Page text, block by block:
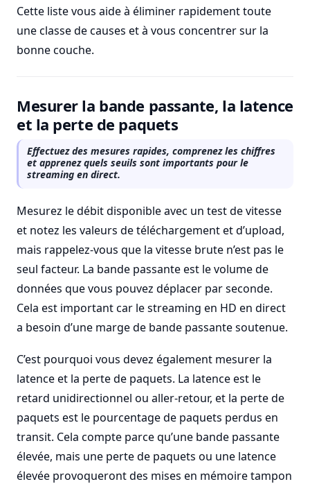
Cette liste vous aide à éliminer rapidement toute
une classe de causes et à vous concentrer sur la
bonne couche.
Mesurer la bande passante, la latence
et la perte de paquets
Effectuez des mesures rapides, comprenez les chiffres
et apprenez quels seuils sont importants pour le
streaming en direct.
Mesurez le débit disponible avec un test de vitesse
et notez les valeurs de téléchargement et d’upload,
mais rappelez-vous que la vitesse brute n’est pas le
seul facteur. La bande passante est le volume de
données que vous pouvez déplacer par seconde.
Cela est important car le streaming en HD en direct
a besoin d’une marge de bande passante soutenue.
C’est pourquoi vous devez également mesurer la
latence et la perte de paquets. La latence est le
retard unidirectionnel ou aller-retour, et la perte de
paquets est le pourcentage de paquets perdus en
transit. Cela compte parce qu’une bande passante
élevée, mais une perte de paquets ou une latence
élevée provoqueront des mises en mémoire tampon